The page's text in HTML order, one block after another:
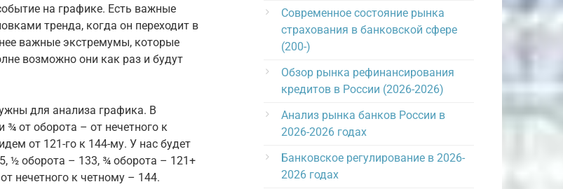
на графике. Есть важные
тренда, когда он переходит в
важные экстремумы, которые
возможно они как раз и будут
для анализа графика. В
от оборота – от нечетного к
от 121-го к 144-му. У нас будет
½ оборота – 133, ¾ оборота – 121+
нечетного к четному – 144.
Современное состояние рынка
страхования в банковской сфере
(200-)
Обзор рынка рефинансирования
кредитов в России (2026-2026)
Анализ рынка банков России в
2026-2026 годах
Банковское регулирование в 2026-
2026 годах